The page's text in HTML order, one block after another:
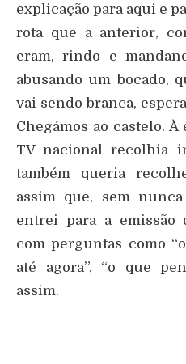
explicação para aqui e
rota que a anterior,
eram, rindo e
abusando um bocado,
vai sendo branca,
Chegámos ao castelo.
TV nacional recolhia
também queria
assim que, sem
entrei para a emissão
com perguntas como
até agora”, “o que
assim.